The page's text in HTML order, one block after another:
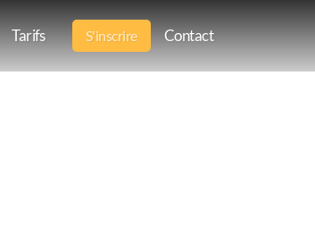
Tarifs S'inscrire Contact